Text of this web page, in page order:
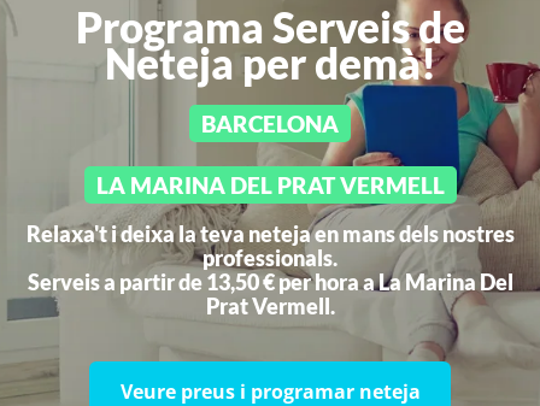
Programa Serveis de
Neteja per demà!
BARCELONA
LA MARINA DEL PRAT VERMELL
Relaxa't i deixa la teva neteja en mans dels nostres
professionals.
Serveis a partir de 13,50 € per hora aLa Marina Del
Prat Vermell.
Veure preus i programar neteja